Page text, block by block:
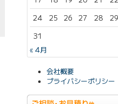
24
25 26 27 28 29
31
« 4月
会社概要
プライバシーポリシー